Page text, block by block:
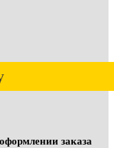
заказа